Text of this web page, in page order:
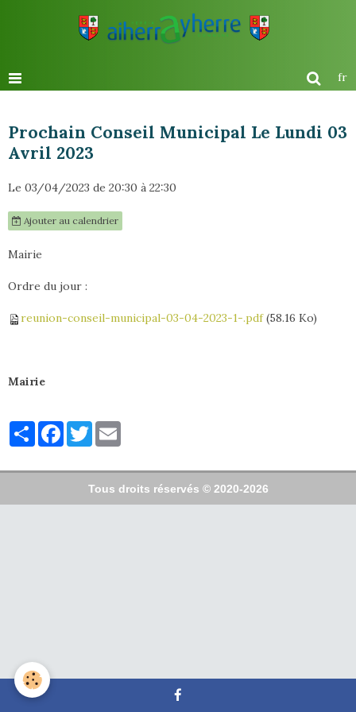
fr
Prochain Conseil Municipal Le Lundi 03
Avril 2023
Le 03/04/2023 de 20:30 à 22:30
Ajouter au calendrier
Mairie
Ordre du jour :
reunion-conseil-municipal-03-04-2023-1-.pdf(58.16 Ko)
Mairie
PartagerFacebook
Twitter
Tous droits réservés © 2020-2026